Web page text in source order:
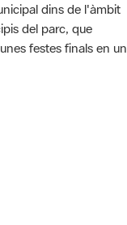
dins de l'àmbit
del parc, que
festes finals en un